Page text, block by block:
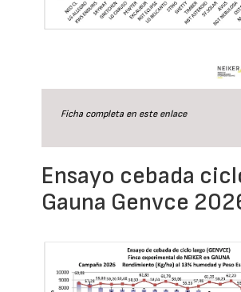
Ficha completa en este enlace
Ensayo cebada
Gauna Genvce